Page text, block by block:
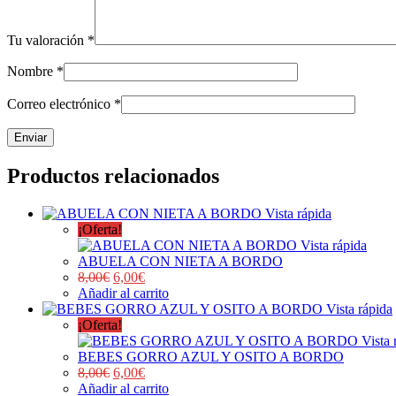
Tu valoración *
Nombre *
Correo electrónico *
Productos relacionados
Vista rápida
¡Oferta!
Vista rápida
ABUELA CON NIETA A BORDO
8,00€ 6,00€
Añadir al carrito
Vista rápida
¡Oferta!
Vista
BEBES GORRO AZUL Y OSITO A BORDO
8,00€ 6,00€
Añadir al carrito